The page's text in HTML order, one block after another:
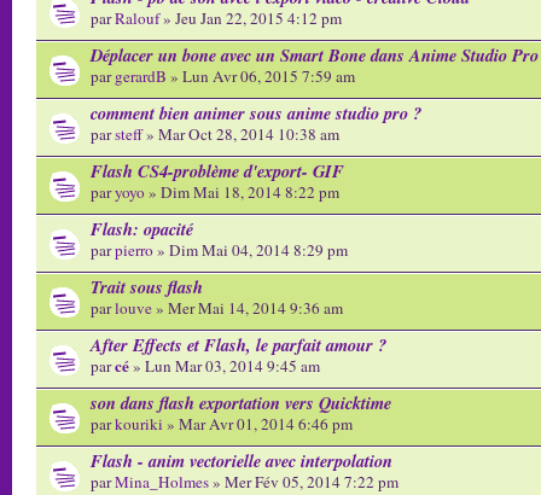
parRalouf» Jeu Jan 22, 2015 4:12 pm
Déplacer un bone avec un Smart Bone dans Anime Studio
pargerardB » Lun Avr 06, 2015 7:59 am
comment bien animer sous anime studio pro ?
parsteff» Mar Oct 28, 2014 10:38 am
Flash CS4-problème d'export- GIF
paryoyo» Dim Mai 18, 2014 8:22 pm
Flash: opacité
parpierro» Dim Mai 04, 2014 8:29 pm
Trait sous flash
parlouve» Mer Mai 14, 2014 9:36 am
After Effects et Flash, le parfait amour ?
parcé» Lun Mar 03, 2014 9:45 am
son dans flash exportation vers Quicktime
parkouriki » Mar Avr 01, 2014 6:46 pm
Flash - anim vectorielle avec interpolation
parMina_Holmes» Mer Fév 05, 2014 7:22 pm